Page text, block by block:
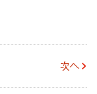
次へ